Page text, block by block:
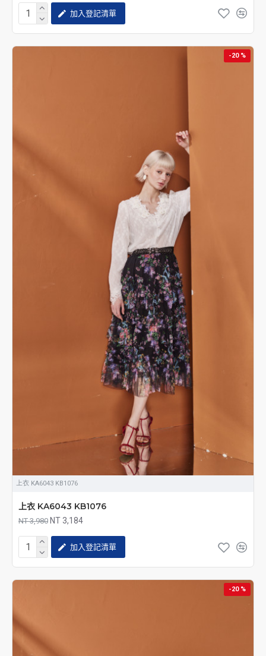
加入登記清單
-20 %
上衣 KA6043 KB1076
上衣 KA6043 KB1076
NT 3,980 NT 3,184
加入登記清單
-20 %